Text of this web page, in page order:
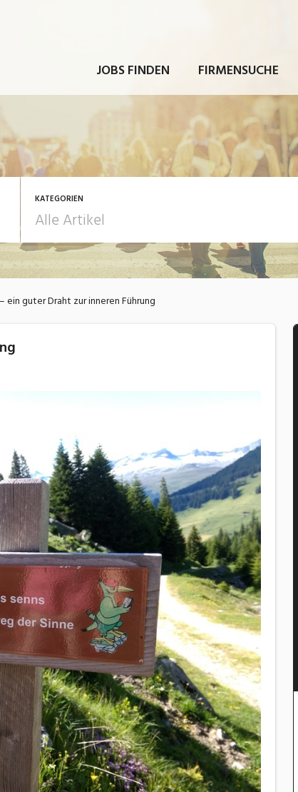
JOBS FINDEN FIRMENSUCHE
KATEGORIEN
Ausbildung / Weiterbildung
ein guter Draht zur inneren Führung